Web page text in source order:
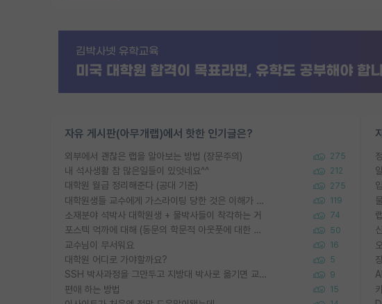
자유 게시판(아무개랩)에서 핫한 인기글은?
외부에서 괜찮은 랩을 알아보는 방법 (장문주의) 275
내 석사생활 참 많은일들이 있엇네요^^ 212
대학원 월급 정리해준다 (공대 기준) 275
대학원생들 교수에게 가스라이팅 당한 것은 이해가 갑니다. 안타깝네요. 119
소재분야 석박사 대학원생 + 물박사들이 착각하는 거 74
포스텍 억까에 대해 (동문의 학문적 아웃풋에 대한 반박) 50
교수님이 무서워요 16
대학원 어디로 가야할까요? 5
SSH 박사과정을 그만두고 지방대 박사로 옮기면 교수의 꿈은 끝일까요? 9
편애 하는 방법 15